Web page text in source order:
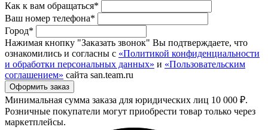
Как к вам обращаться*
Ваш номер телефона*
Город*
Нажимая кнопку "Заказать звонок" Вы подтверждаете, что
ознакомились и согласны с «Политикой конфиденциальности
и обработки персональных данных» и «Пользовательским
соглашением» сайта san.team.ru
Минимальная сумма заказа для юридических лиц 10 000 ₽.
Розничные покупатели могут приобрести товар только через
маркетплейсы.